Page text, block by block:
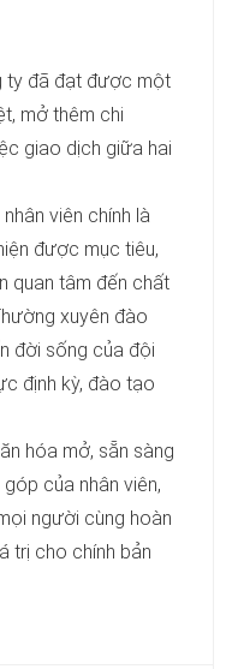
ty đã đạt được một
mở thêm chi
giao dịch giữa hai
viên chính là
được mục tiêu,
quan tâm đến chất
xuyên đào
đời sống của đội
định kỳ, đào tạo
hóa mở, sẵn sàng
của nhân viên,
người cùng hoàn
trị cho chính bản